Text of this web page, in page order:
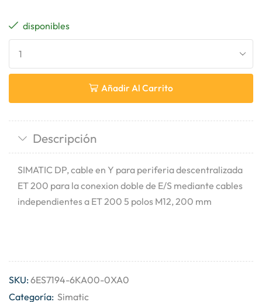
disponibles
Añadir Al Carrito
Descripción
SIMATIC DP, cable en Y para periferia descentralizada
ET 200 para la conexion doble de E/S mediante cables
independientes a ET 200 5 polos M12, 200 mm
SKU:6ES7194-6KA00-0XA0
Categoría: Simatic